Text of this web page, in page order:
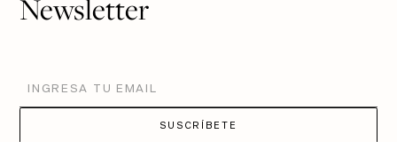
Newsletter